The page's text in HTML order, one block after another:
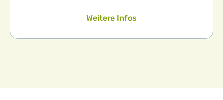
Weitere Infos